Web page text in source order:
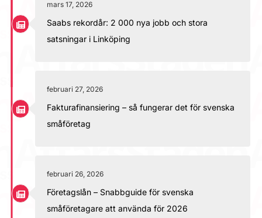
mars 17, 2026
Saabs rekordår: 2 000 nya jobb och stora
satsningar i Linköping
februari 27, 2026
Fakturafinansiering – så fungerar det för svenska
småföretag
februari 26, 2026
Företagslån – Snabbguide för svenska
småföretagare att använda för 2026